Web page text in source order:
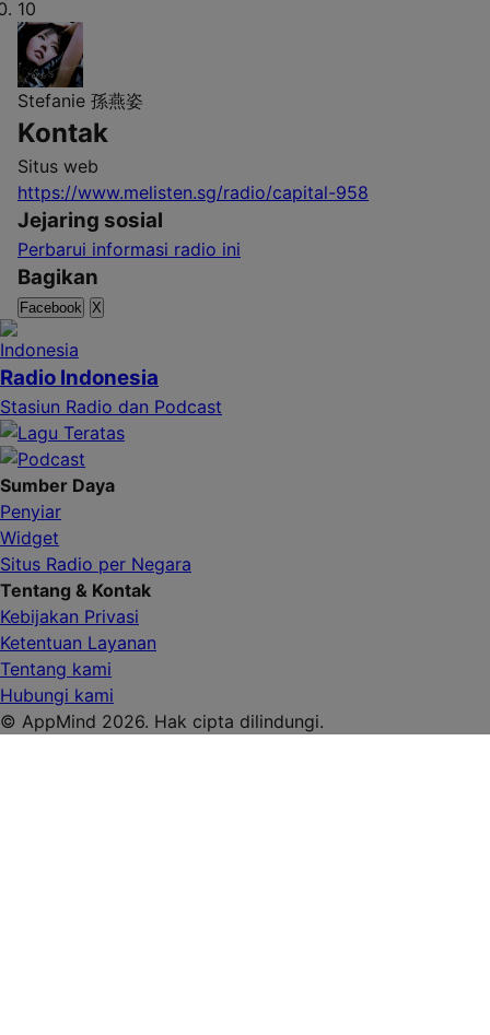
10
Stefanie 孫燕姿
Kontak
Situs web
https://www.melisten.sg/radio/capital-958
Jejaring sosial
Perbarui informasi radio ini
Bagikan
Facebook X
Radio Indonesia
Stasiun Radio dan Podcast
Sumber Daya
Penyiar
Widget
Situs Radio per Negara
Tentang & Kontak
Kebijakan Privasi
Ketentuan Layanan
Tentang kami
Hubungi kami
© AppMind 2026. Hak cipta dilindungi.